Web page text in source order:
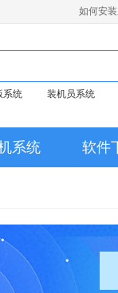
如何安装
系统 装机员系统
系统 软件